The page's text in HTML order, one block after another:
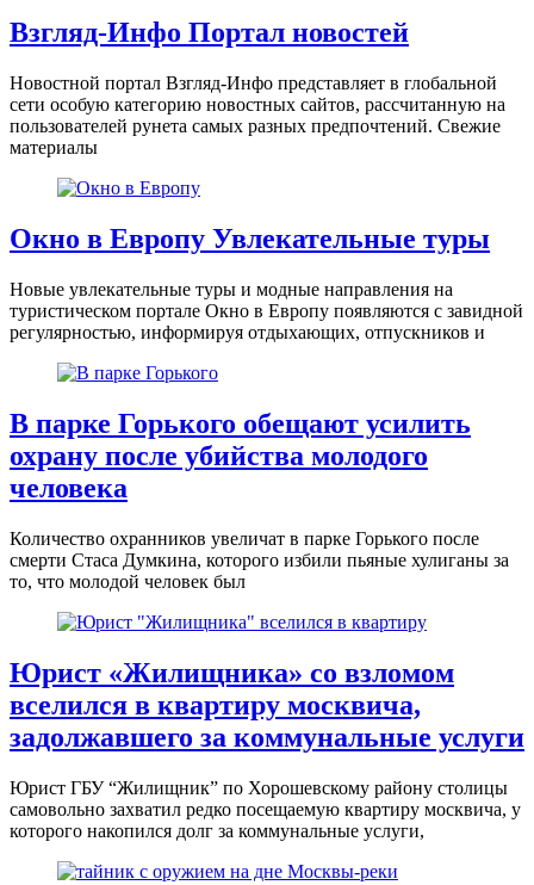
Взгляд-Инфо Портал новостей
Новостной портал Взгляд-Инфо представляет в глобальной
сети особую категорию новостных сайтов, рассчитанную на
пользователей рунета самых разных предпочтений. Свежие
материалы
Окно в Европу Увлекательные туры
Новые увлекательные туры и модные направления на
туристическом портале Окно в Европу появляются с завидной
регулярностью, информируя отдыхающих, отпускников и
В парке Горького обещают усилить
охрану после убийства молодого
человека
Количество охранников увеличат в парке Горького после
смерти Стаса Думкина, которого избили пьяные хулиганы за
то, что молодой человек был
Юрист «Жилищника» со взломом
вселился в квартиру москвича,
задолжавшего за коммунальные услуги
Юрист ГБУ “Жилищник” по Хорошевскому району столицы
самовольно захватил редко посещаемую квартиру москвича, у
которого накопился долг за коммунальные услуги,